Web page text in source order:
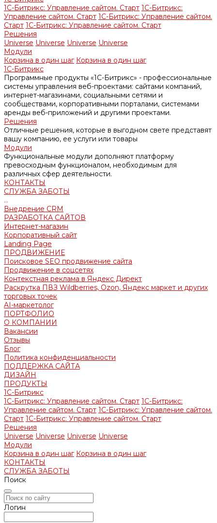
1С-Битрикс: Управление сайтом. Старт 1С-Битрикс:
Управление сайтом. Старт 1С-Битрикс: Управление сайтом.
Старт 1С-Битрикс: Управление сайтом. Старт
Решения
Universe Universe Universe Universe
Модули
Корзина в один шаг Корзина в один шаг
1С-Битрикс
Программные продукты «1С-Битрикс» - профессиональные
системы управления веб-проектами: сайтами компаний,
интернет-магазинами, социальными сетями и
сообществами, корпоративными порталами, системами
аренды веб-приложений и другими проектами.
Решения
Отличные решения, которые в выгодном свете представят
вашу компанию, ее услуги или товары
Модули
Функциональные модули дополняют платформу
превосходным функционалом, необходимым для
различных сфер деятельности.
КОНТАКТЫ
СЛУЖБА ЗАБОТЫ
...
Внедрение CRM
РАЗРАБОТКА САЙТОВ
Интернет-магазин
Корпоративный сайт
Landing Page
ПРОДВИЖЕНИЕ
Поисковое SEO продвижение сайта
Продвижение в соцсетях
Контекстная реклама в Яндекс Директ
Раскрутка ПВЗ Wildberries, Ozon, Яндекс маркет и других
торговых точек
AI-маркетолог
ПОРТФОЛИО
О КОМПАНИИ
Вакансии
Отзывы
Блог
Политика конфиденциальности
ПОДДЕРЖКА САЙТА
ДИЗАЙН
ПРОДУКТЫ
1С-Битрикс
1С-Битрикс: Управление сайтом. Старт 1С-Битрикс:
Управление сайтом. Старт 1С-Битрикс: Управление сайтом.
Старт 1С-Битрикс: Управление сайтом. Старт
Решения
Universe Universe Universe Universe
Модули
Корзина в один шаг Корзина в один шаг
КОНТАКТЫ
СЛУЖБА ЗАБОТЫ
Поиск
Логин